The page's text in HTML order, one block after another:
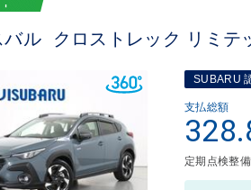
バル クロストレック リミテ
SUBARU
支払総額
定期点検整